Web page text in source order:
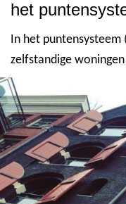
het
In het puntensysteem
zelfstandige